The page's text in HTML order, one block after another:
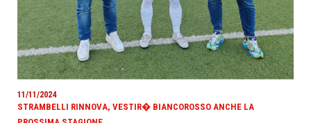
11/11/2024
STRAMBELLI RINNOVA, VESTIR� BIANCOROSSO ANCHE LA